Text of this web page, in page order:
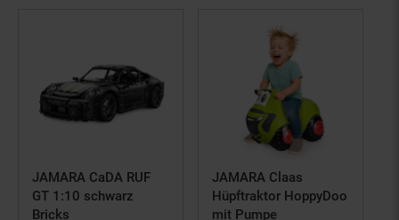
JAMARA CaDA RUF
GT 1:10 schwarz
Bricks
JAMARA Claas
Hüpftraktor HoppyDoo
mit Pumpe